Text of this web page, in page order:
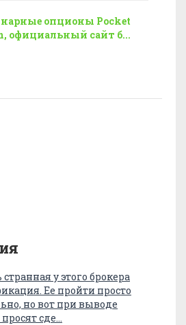
опционы Pocket
официальный сайт б...
у этого брокера
Ее пройти просто
но вот при выводе
сде…